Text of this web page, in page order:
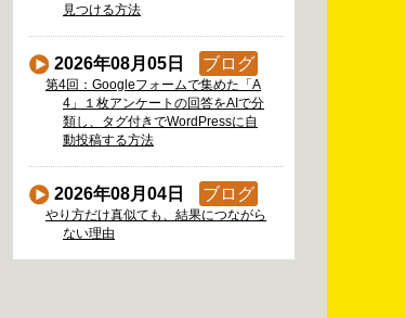
見つける方法
2026年08月05日 ブログ
第4回：Googleフォームで集めた「A
4」１枚アンケートの回答をAIで分
類し、タグ付きでWordPressに自
動投稿する方法
2026年08月04日 ブログ
やり方だけ真似ても、結果につながら
ない理由